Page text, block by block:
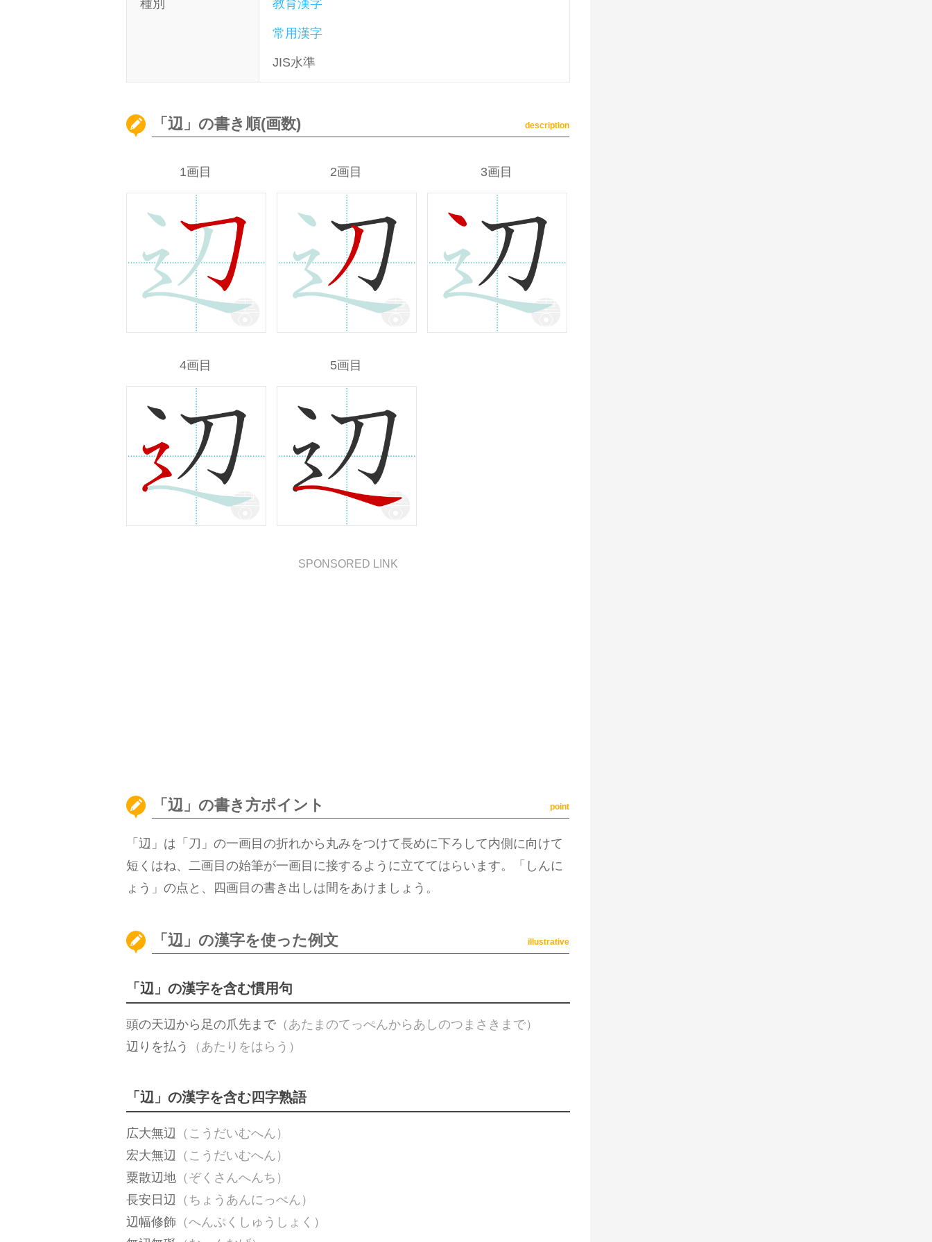
種別 教育漢字
常用漢字
JIS水準
「辺」の書き順(画数) description
1画目 2画目 3画目
4画目 5画目
SPONSORED LINK
「辺」の書き方ポイント point
「辺」は「刀」の一画目の折れから丸みをつけて長めに下ろして内側に向けて
短くはね、二画目の始筆が一画目に接するように立ててはらいます。「しんに
ょう」の点と、四画目の書き出しは間をあけましょう。
「辺」の漢字を使った例文 illustrative
「辺」の漢字を含む慣用句
頭の天辺から足の爪先まで （あたまのてっぺんからあしのつまさきまで）
辺りを払う
（あたりをはらう）
「辺」の漢字を含む四字熟語
広大無辺 （こうだいむへん）
宏大無辺 （こうだいむへん）
粟散辺地 （ぞくさんへんち）
長安日辺 （ちょうあんにっぺん）
辺幅修飾 （へんぷくしゅうしょく）